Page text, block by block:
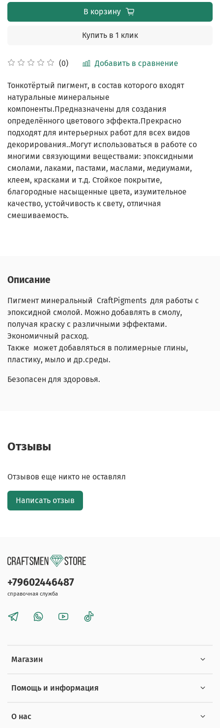
(0) Добавить в сравнение
В корзину
Купить в 1 клик
Тонкотёртый пигмент, в состав которого входят
натуральные минеральные
компоненты.Предназначены для создания
определённого цветового эффекта.Прекрасно
подходят для интерьерных работ для всех видов
декорирования..Могут использоваться в работе со
многими связующими веществами: эпоксидными
смолами, лаками, пастами, маслами, медиумами,
клеем, красками и т.д. Стойкое покрытие,
благородные насыщенные цвета, изумительное
качество, устойчивость к свету, отличная
смешиваемость.
Описание
Пигмент минеральный CraftPigments для работы с
эпоксидной смолой. Можно добавлять в смолу,
получая краску с различными эффектами.
Экономичный расход.
Также может добавляться в полимерные глины,
пластику, мыло и др.среды.
Безопасен для здоровья.
Отзывы
Отзывов еще никто не оставлял
Написать отзыв
Магазин
Помощь и информация
О нас
+79602446487
справочная служба